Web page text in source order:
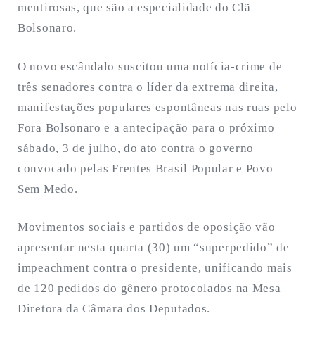
mentirosas, que são a especialidade do Clã
Bolsonaro.
O novo escândalo suscitou uma notícia-crime de
três senadores contra o líder da extrema direita,
manifestações populares espontâneas nas ruas pelo
Fora Bolsonaro e a antecipação para o próximo
sábado, 3 de julho, do ato contra o governo
convocado pelas Frentes Brasil Popular e Povo
Sem Medo.
Movimentos sociais e partidos de oposição vão
apresentar nesta quarta (30) um “superpedido” de
impeachment contra o presidente, unificando mais
de 120 pedidos do gênero protocolados na Mesa
Diretora da Câmara dos Deputados.